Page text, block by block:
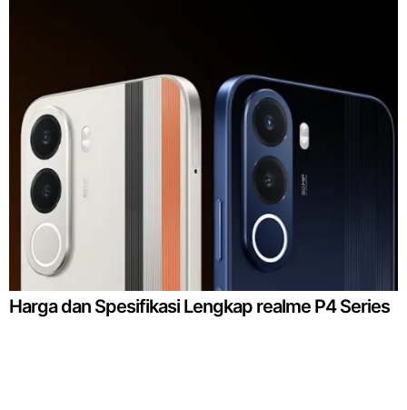
Harga dan Spesifikasi Lengkap realme P4 Series